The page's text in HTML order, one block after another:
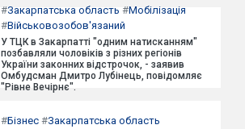
#Закарпатська область #Мобілізація
#Військовозобов'язаний
У ТЦК в Закарпатті "одним натисканням"
позбавляли чоловіків з різних регіонів
України законних відстрочок, - заявив
Омбудсман Дмитро Лубінець, повідомляє
"Рівне Вечірнє".
#Бізнес #Закарпатська область